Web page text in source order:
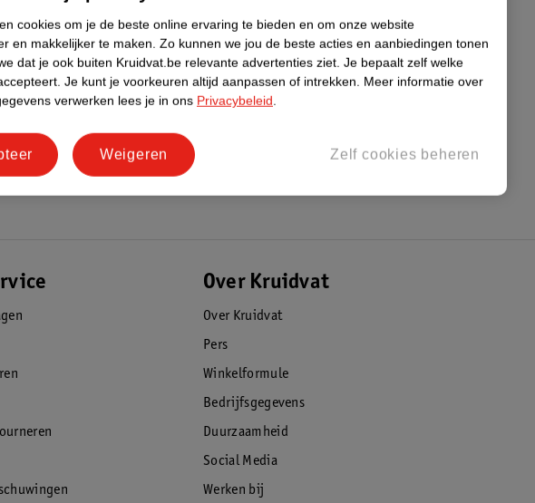
match
online, jan – dec 2021
Over Kruidvat
Over Kruidvat
Pers
Winkelformule
Bedrijfsgegevens
Duurzaamheid
Social Media
Werken bij
cookies om je de beste online ervaring te bieden en om onze website
en makkelijker te maken. Zo kunnen we jou de beste acties en aanbiedingen tonen
dat je ook buiten Kruidvat.be relevante advertenties ziet. Je bepaalt zelf welke
Je kunt je voorkeuren altijd aanpassen of intrekken. Meer informatie over
verwerken lees je in ons Privacybeleid.
Zelf cookies beheren
Weigeren